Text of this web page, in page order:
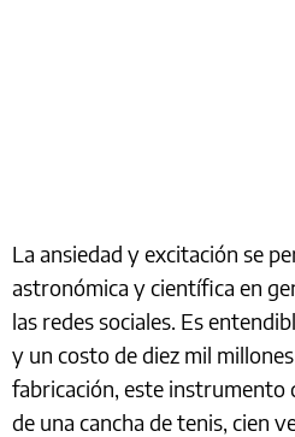
La ansiedad y excitación se
astronómica y científica en
las redes sociales. Es
y un costo de diez mil
fabricación, este instrumento
de una cancha de tenis, cien